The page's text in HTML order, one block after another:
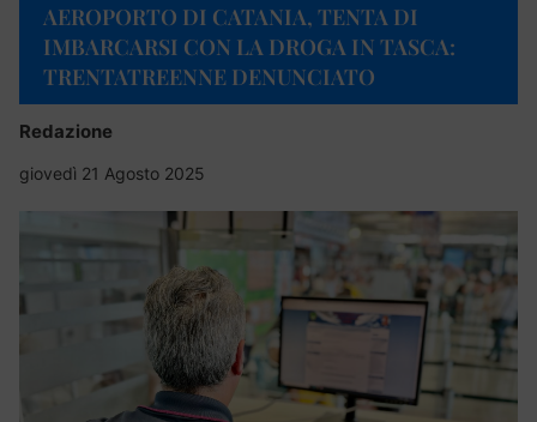
AEROPORTO DI CATANIA, TENTA DI
IMBARCARSI CON LA DROGA IN TASCA:
TRENTATREENNE DENUNCIATO
Redazione
giovedì 21 Agosto 2025